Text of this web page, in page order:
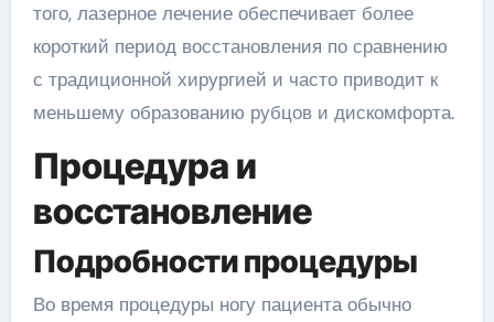
того, лазерное лечение обеспечивает более
короткий период восстановления по сравнению
с традиционной хирургией и часто приводит к
меньшему образованию рубцов и дискомфорта.
Процедура и
восстановление
Подробности процедуры
Во время процедуры ногу пациента обычно